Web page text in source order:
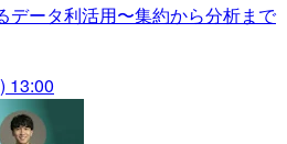
データ利活用〜集約から分析まで
13:00